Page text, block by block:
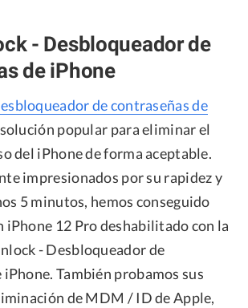
- Desbloqueador de
de iPhone
de contraseñas de
popular para eliminar el
del iPhone de forma aceptable.
impresionados por su rapidez y
5 minutos, hemos conseguido
iPhone 12 Pro deshabilitado con la
- Desbloqueador de
También probamos sus
de MDM / ID de Apple,